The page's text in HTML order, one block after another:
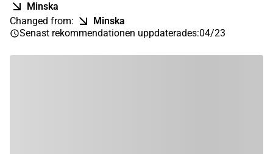
Minska
Changed from:
Minska
Senast rekommendationen uppdaterades:04/23